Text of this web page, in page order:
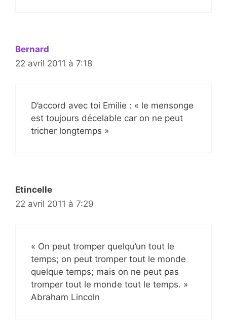
Bernard
22 avril 2011 à 7:18
D’accord avec toi Emilie : « le mensonge
est toujours décelable car on ne peut
tricher longtemps »
Etincelle
22 avril 2011 à 7:29
« On peut tromper quelqu’un tout le
temps; on peut tromper tout le monde
quelque temps; mais on ne peut pas
tromper tout le monde tout le temps. »
Abraham Lincoln